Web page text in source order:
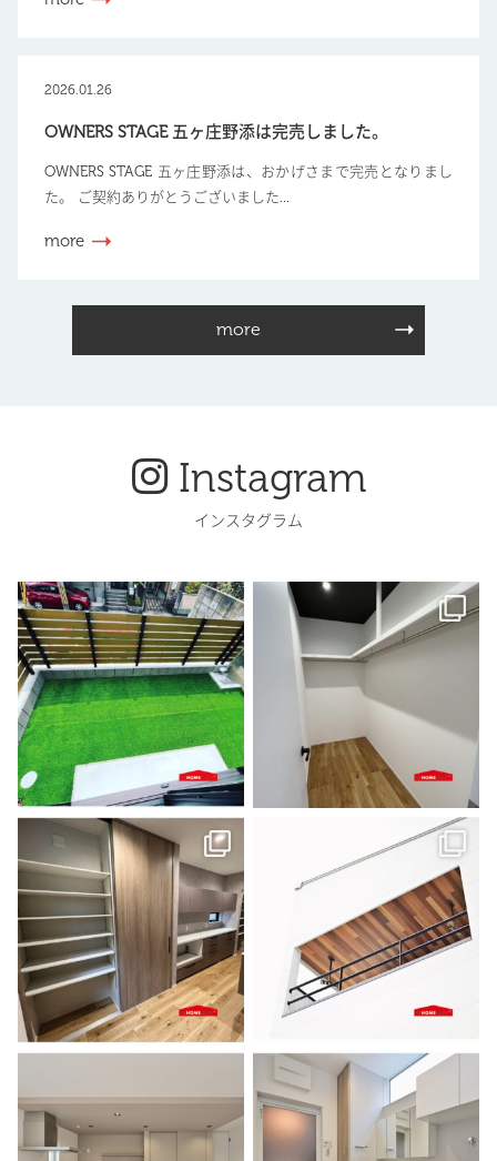
2026.01.26
OWNERS STAGE 五ヶ庄野添は完売しました。
OWNERS STAGE 五ヶ庄野添は、おかげさまで完売となりまし
た。 ご契約ありがとうございました...
more
more
Instagram
インスタグラム